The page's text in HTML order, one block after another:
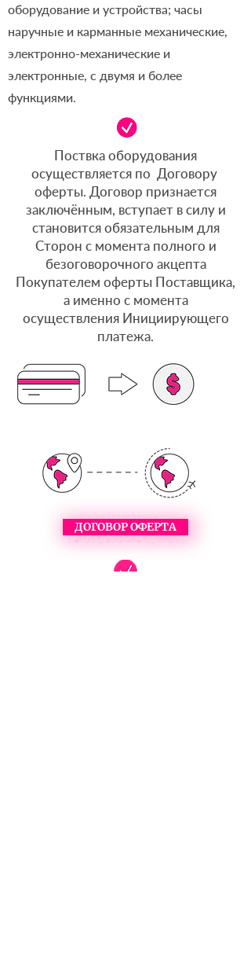
оборудование и устройства; часы
наручные и карманные механические,
электронно-механические и
электронные, с двумя и более
функциями.
Поствка оборудования
осуществляется по Договору
оферты. Договор признается
заключённым, вступает в силу и
становится обязательным для
Сторон с момента полного и
безоговорочного акцепта
Покупателем оферты Поставщика,
а именно с момента
осуществления Инициирующего
платежа.
ДОГОВОР ОФЕРТА